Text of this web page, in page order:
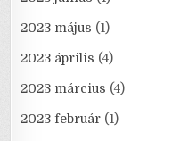
2023 május (1)
2023 április (4)
2023 március (4)
2023 február (1)